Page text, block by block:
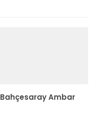
Bahçesaray Ambar